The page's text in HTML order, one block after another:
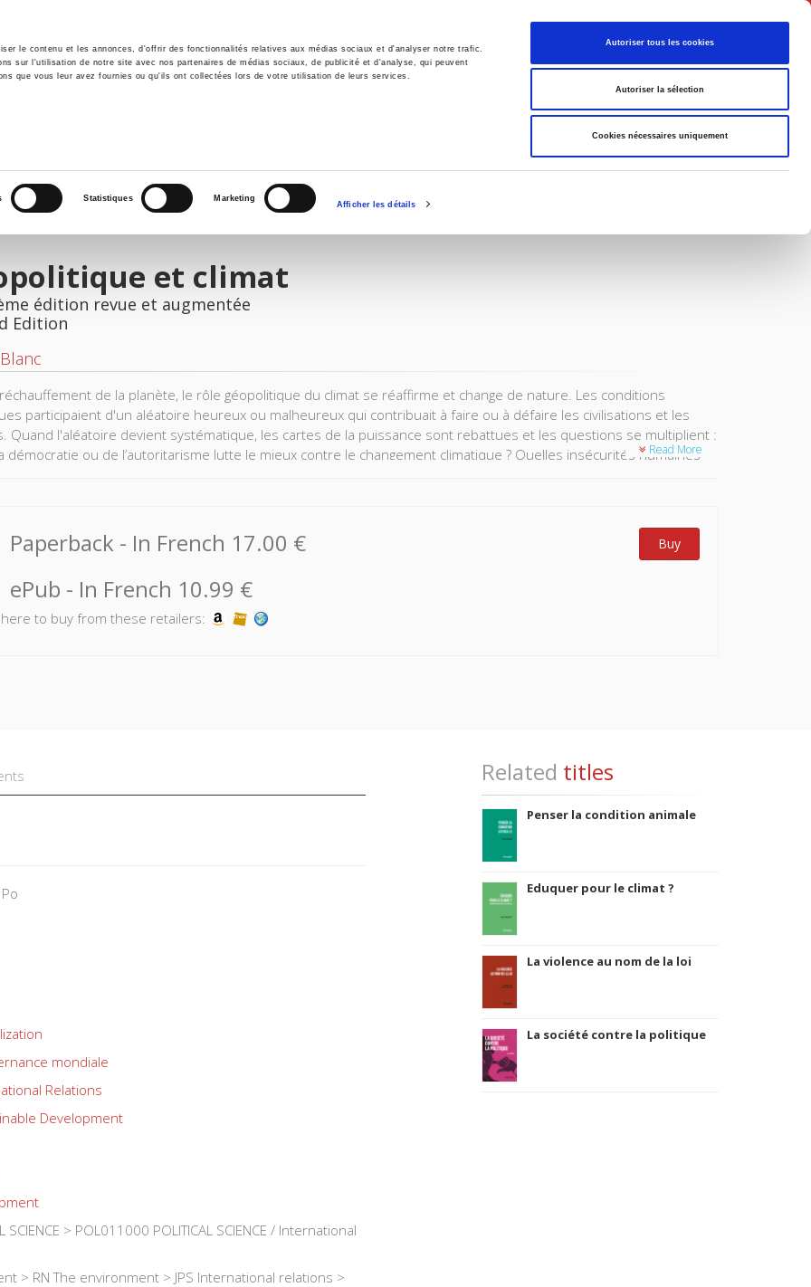
le contenu et les annonces, d'offrir des fonctionnalités relatives aux médias sociaux et d'analyser notre trafic.
sur l'utilisation de notre site avec nos partenaires de médias sociaux, de publicité et d'analyse, qui peuvent
que vous leur avez fournies ou qu'ils ont collectées lors de votre utilisation de leurs services.
Statistiques Marketing
Afficher les détails
Autoriser tous les cookies
Autoriser la sélection
Cookies nécessaires uniquement
English
Environment History International Politics
et climat
édition revue et augmentée
Edition
de la planète, le rôle géopolitique du climat se réaffirme et change de nature. Les conditions
participaient d'un aléatoire heureux ou malheureux qui contribuait à faire ou à défaire les civilisations et les
Quand l'aléatoire devient systématique, les cartes de la puissance sont rebattues et les questions se multiplient :
démocratie ou de l’autoritarisme lutte le mieux contre le changement climatique ? Quelles insécurités humaines
Read More
Paperback - In French 17.00 € Buy
ePub - In French 10.99 €
here to buy from these retailers:
mondiale
Relations
Development
SCIENCE > POL011000 POLITICAL SCIENCE / International
> RN The environment > JPS International relations >
Related titles
Penser la condition animale
Eduquer pour le climat ?
La violence au nom de la loi
La société contre la politique